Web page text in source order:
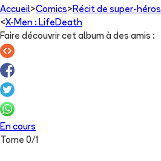
Accueil>Comics> Récit de super-héros
<X-Men : LifeDeath
Faire découvrir cet album à des amis :
En cours
Tome 0/1